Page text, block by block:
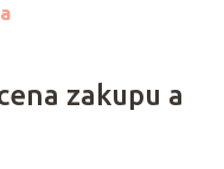
zakupu a